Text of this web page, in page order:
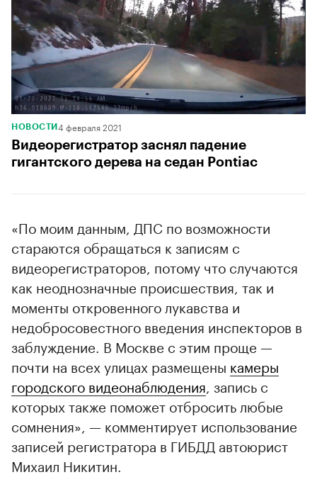
НОВОСТИ 4 февраля 2021
Видеорегистратор заснял падение
гигантского дерева на седан Pontiac
«По моим данным, ДПС по возможности
стараются обращаться к записям с
видеорегистраторов, потому что случаются
как неоднозначные происшествия, так и
моменты откровенного лукавства и
недобросовестного введения инспекторов в
заблуждение. В Москве с этим проще —
почти на всех улицах размещены камеры
городского видеонаблюдения, запись с
которых также поможет отбросить любые
сомнения», — комментирует использование
записей регистратора в ГИБДД автоюрист
Михаил Никитин.